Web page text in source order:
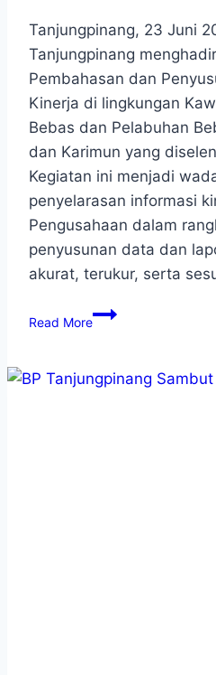
Tanjungpinang, 23 Juni
Tanjungpinang
Pembahasan dan
Kinerja di lingkungan
Bebas dan Pelabuhan
dan Karimun yang
Kegiatan ini menjadi
penyelarasan informasi
Pengusahaan dalam
penyusunan data dan
akurat, terukur, serta
Read More